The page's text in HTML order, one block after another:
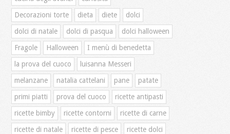
Decorazioni torte
dieta diete
dolci
dolci di natale
dolci di pasqua
dolci halloween
Fragole
Halloween
I menù di benedetta
la prova del cuoco
luisanna Messeri
melanzane
natalia cattelani pane
patate
primi piatti
prova del cuoco
ricette antipasti
ricette bimby
ricette contorni
ricette di carne
ricette di natale
ricette di pesce
ricette dolci